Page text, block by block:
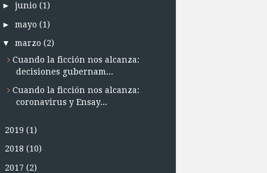
► junio (1)
► mayo (1)
▼
marzo (2)
Cuando la ficción nos alcanza:
decisiones gubernam...
Cuando la ficción nos alcanza:
coronavirus y Ensay...
2019 (1)
2018 (10)
2017 (2)